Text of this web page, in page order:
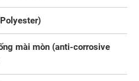
mài mòn (anti-corrosive